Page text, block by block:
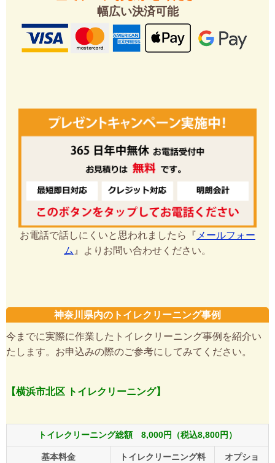
幅広い決済可能
お電話で話しにくいと思われましたら『 メールフォー
ム』よりお問い合わせください。
神奈川県内のトイレクリーニング事例
今までに実際に作業したトイレクリーニング事例を紹介い
たします。お申込みの際のご参考にしてみてください。
【横浜市北区 トイレクリーニング】
トイレクリーニング総額 8,000円（税込8,800円）
基本料金
トイレクリーニング料
オプショ